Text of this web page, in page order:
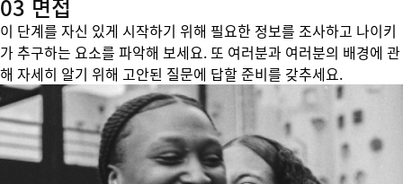
03 면접
이 단계를 자신 있게 시작하기 위해 필요한 정보를 조사하고 나이키
가 추구하는 요소를 파악해 보세요. 또 여러분과 여러분의 배경에 관
해 자세히 알기 위해 고안된 질문에 답할 준비를 갖추세요.